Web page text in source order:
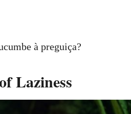
à preguiça?
Laziness